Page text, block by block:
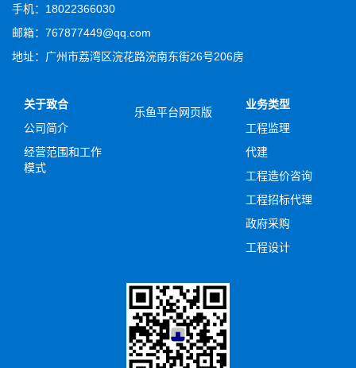
手机：18022366030
邮箱：767877449@qq.com
地址：广州市荔湾区浣花路浣南东街26号206房
关于致合
公司简介
经营范围和工作
模式
乐鱼平台网页版
业务类型
工程监理
代建
工程造价咨询
工程招标代理
政府采购
工程设计